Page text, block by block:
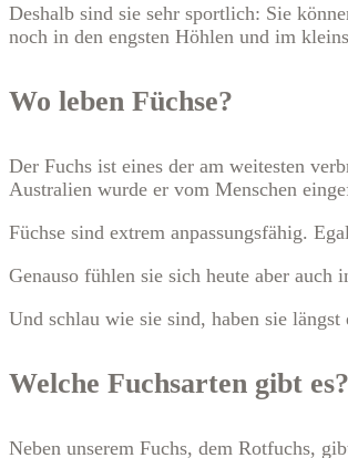
Deshalb sind sie sehr sportlich: Sie
noch in den engsten Höhlen und im
Wo leben Füchse?
Der Fuchs ist eines der am weitesten
Australien wurde er vom Menschen
Füchse sind extrem anpassungsfähig.
Genauso fühlen sie sich heute aber auch
Und schlau wie sie sind, haben sie
Welche Fuchsarten gibt es?
Neben unserem Fuchs, dem Rotfuchs,